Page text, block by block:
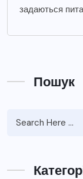
задаються
Пошук